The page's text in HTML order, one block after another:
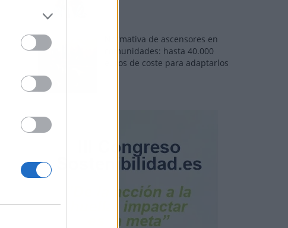
Normativa de ascensores en
comunidades: hasta 40.000
euros de coste para adaptarlos